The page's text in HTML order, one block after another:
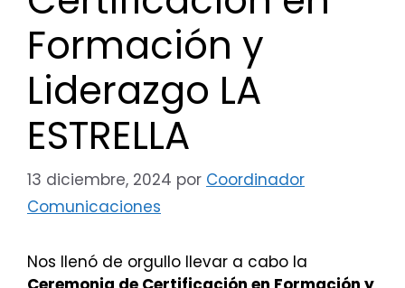
Formación y
Liderazgo LA
ESTRELLA
13 diciembre, 2024 por Coordinador
Comunicaciones
Nos llenó de orgullo llevar a cabo la